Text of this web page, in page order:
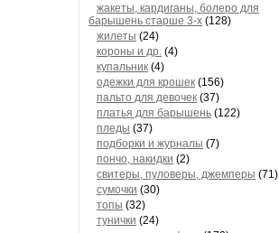
жакеты, кардиганы, болеро для
барышень старше 3-х (128)
жилеты (24)
короны и др. (4)
купальник (4)
одежки для крошек (156)
пальто для девочек (37)
платья для барышень (122)
пледы (37)
подборки и журналы (7)
пончо, накидки (2)
свитеры, пуловеры, джемперы (71)
сумочки (30)
топы (32)
тунички (24)